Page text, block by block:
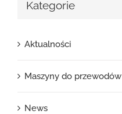
Kategorie
Aktualności
Maszyny do przewodów
News